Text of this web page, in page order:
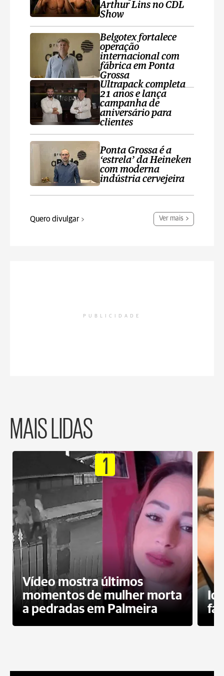
Arthur Lins no CDL
Show
Belgotex fortalece
operação
internacional com
fábrica em Ponta
Grossa
Ultrapack completa
21 anos e lança
campanha de
aniversário para
clientes
Ponta Grossa é a
‘estrela’ da Heineken
com moderna
indústria cervejeira
Quero divulgar Ver mais
PUBLICIDADE
MAIS LIDAS
1
Vídeo mostra últimos
momentos de mulher morta
a pedradas em Palmeira